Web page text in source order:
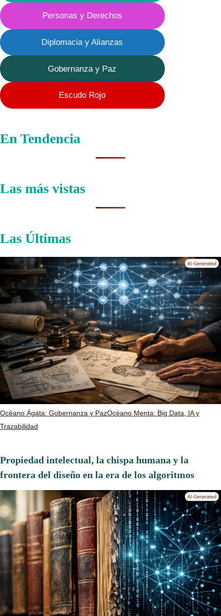
Personas y Derechos
Diplomacia y Alianzas
Gobernanza y Paz
Escudo Rojo
En Tendencia
Las más vistas
Las Últimas
Océano Ágata: Gobernanza y PazOcéano Menta: Big Data, IA y
Trazabilidad
Propiedad intelectual, la chispa humana y la
frontera del diseño en la era de los algoritmos